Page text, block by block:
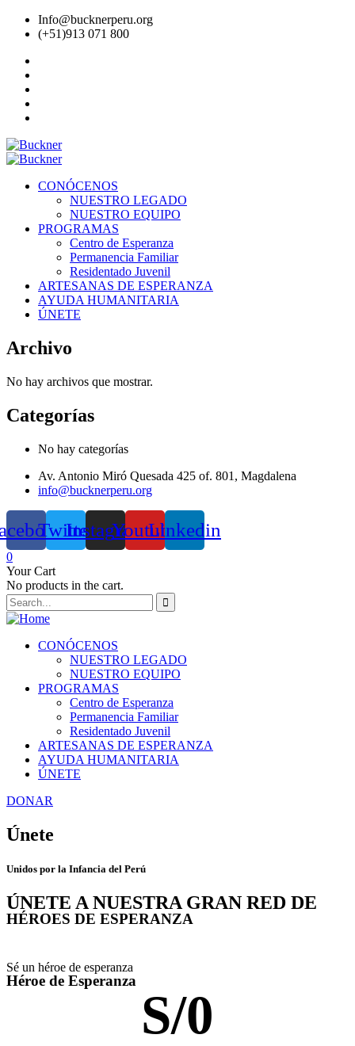
Info@bucknerperu.org
(+51)913 071 800
CONÓCENOS
NUESTRO LEGADO
NUESTRO EQUIPO
PROGRAMAS
Centro de Esperanza
Permanencia Familiar
Residentado Juvenil
ARTESANAS DE ESPERANZA
AYUDA HUMANITARIA
ÚNETE
Archivo
No hay archivos que mostrar.
Categorías
No hay categorías
Av. Antonio Miró Quesada 425 of. 801, Magdalena
info@bucknerperu.org
TwitterInstagramYoutubeLinkedin
0
Your Cart
No products in the cart.
CONÓCENOS
NUESTRO LEGADO
NUESTRO EQUIPO
PROGRAMAS
Centro de Esperanza
Permanencia Familiar
Residentado Juvenil
ARTESANAS DE ESPERANZA
AYUDA HUMANITARIA
ÚNETE
DONAR
Únete
Unidos por la Infancia del Perú
ÚNETE A NUESTRA GRAN RED DE​
HÉROES DE ESPERANZA​
Sé un héroe de esperanza
Héroe de Esperanza
S/0